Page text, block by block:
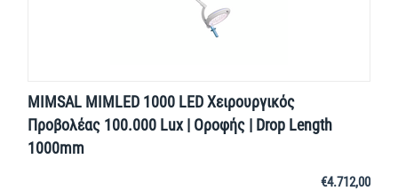
MIMSAL MIMLED 1000 LED Χειρουργικός
Προβολέας 100.000 Lux | Οροφής | Drop Length
1000mm
€4.712,00